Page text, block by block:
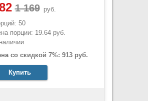
руб.
50
порции: 19.64 руб.
со скидкой 7%: 913 руб.
Купить